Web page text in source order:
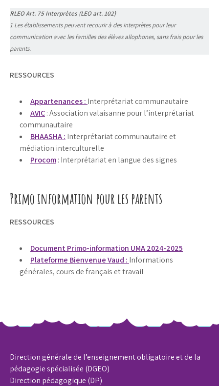
RLEO Art. 75 Interprètes (LEO art. 102)
1 Les établissements peuvent recourir à des interprètes pour leur
communication avec les familles des élèves allophones, sans frais pour les
parents.
RESSOURCES
Appartenances : Interprétariat communautaire
AVIC: Association valaisanne pour l’interprétariat
communautaire
BHAASHA : Interprétariat communautaire et
médiation interculturelle
Procom: Interprétariat en langue des signes
Primo information pour les parents
RESSOURCES
Document Primo-information UMA 2024-2025
Plateforme Bienvenue Vaud : Informations
générales, cours de français et travail
Direction générale de l’enseignement obligatoire et de la
pédagogie spécialisée (DGEO)
Direction pédagogique (DP)